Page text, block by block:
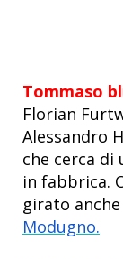
Tommaso
Florian
Alessandro
che cerca di
in fabbrica.
girato
Modugno.